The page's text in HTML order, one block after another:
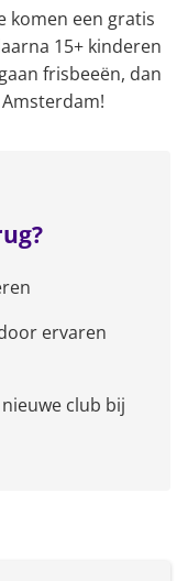
komen een gratis
15+ kinderen
frisbeeën, dan
ervaren
club bij